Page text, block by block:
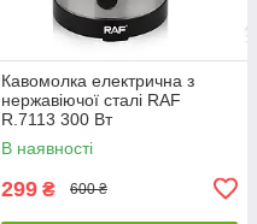
Кавомолка електрична з
нержавіючої сталі RAF
R.7113 300 Вт
В наявності
299 ₴ 600 ₴